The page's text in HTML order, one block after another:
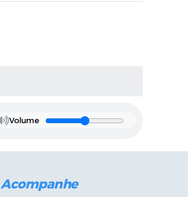
Volume
Acompanhe